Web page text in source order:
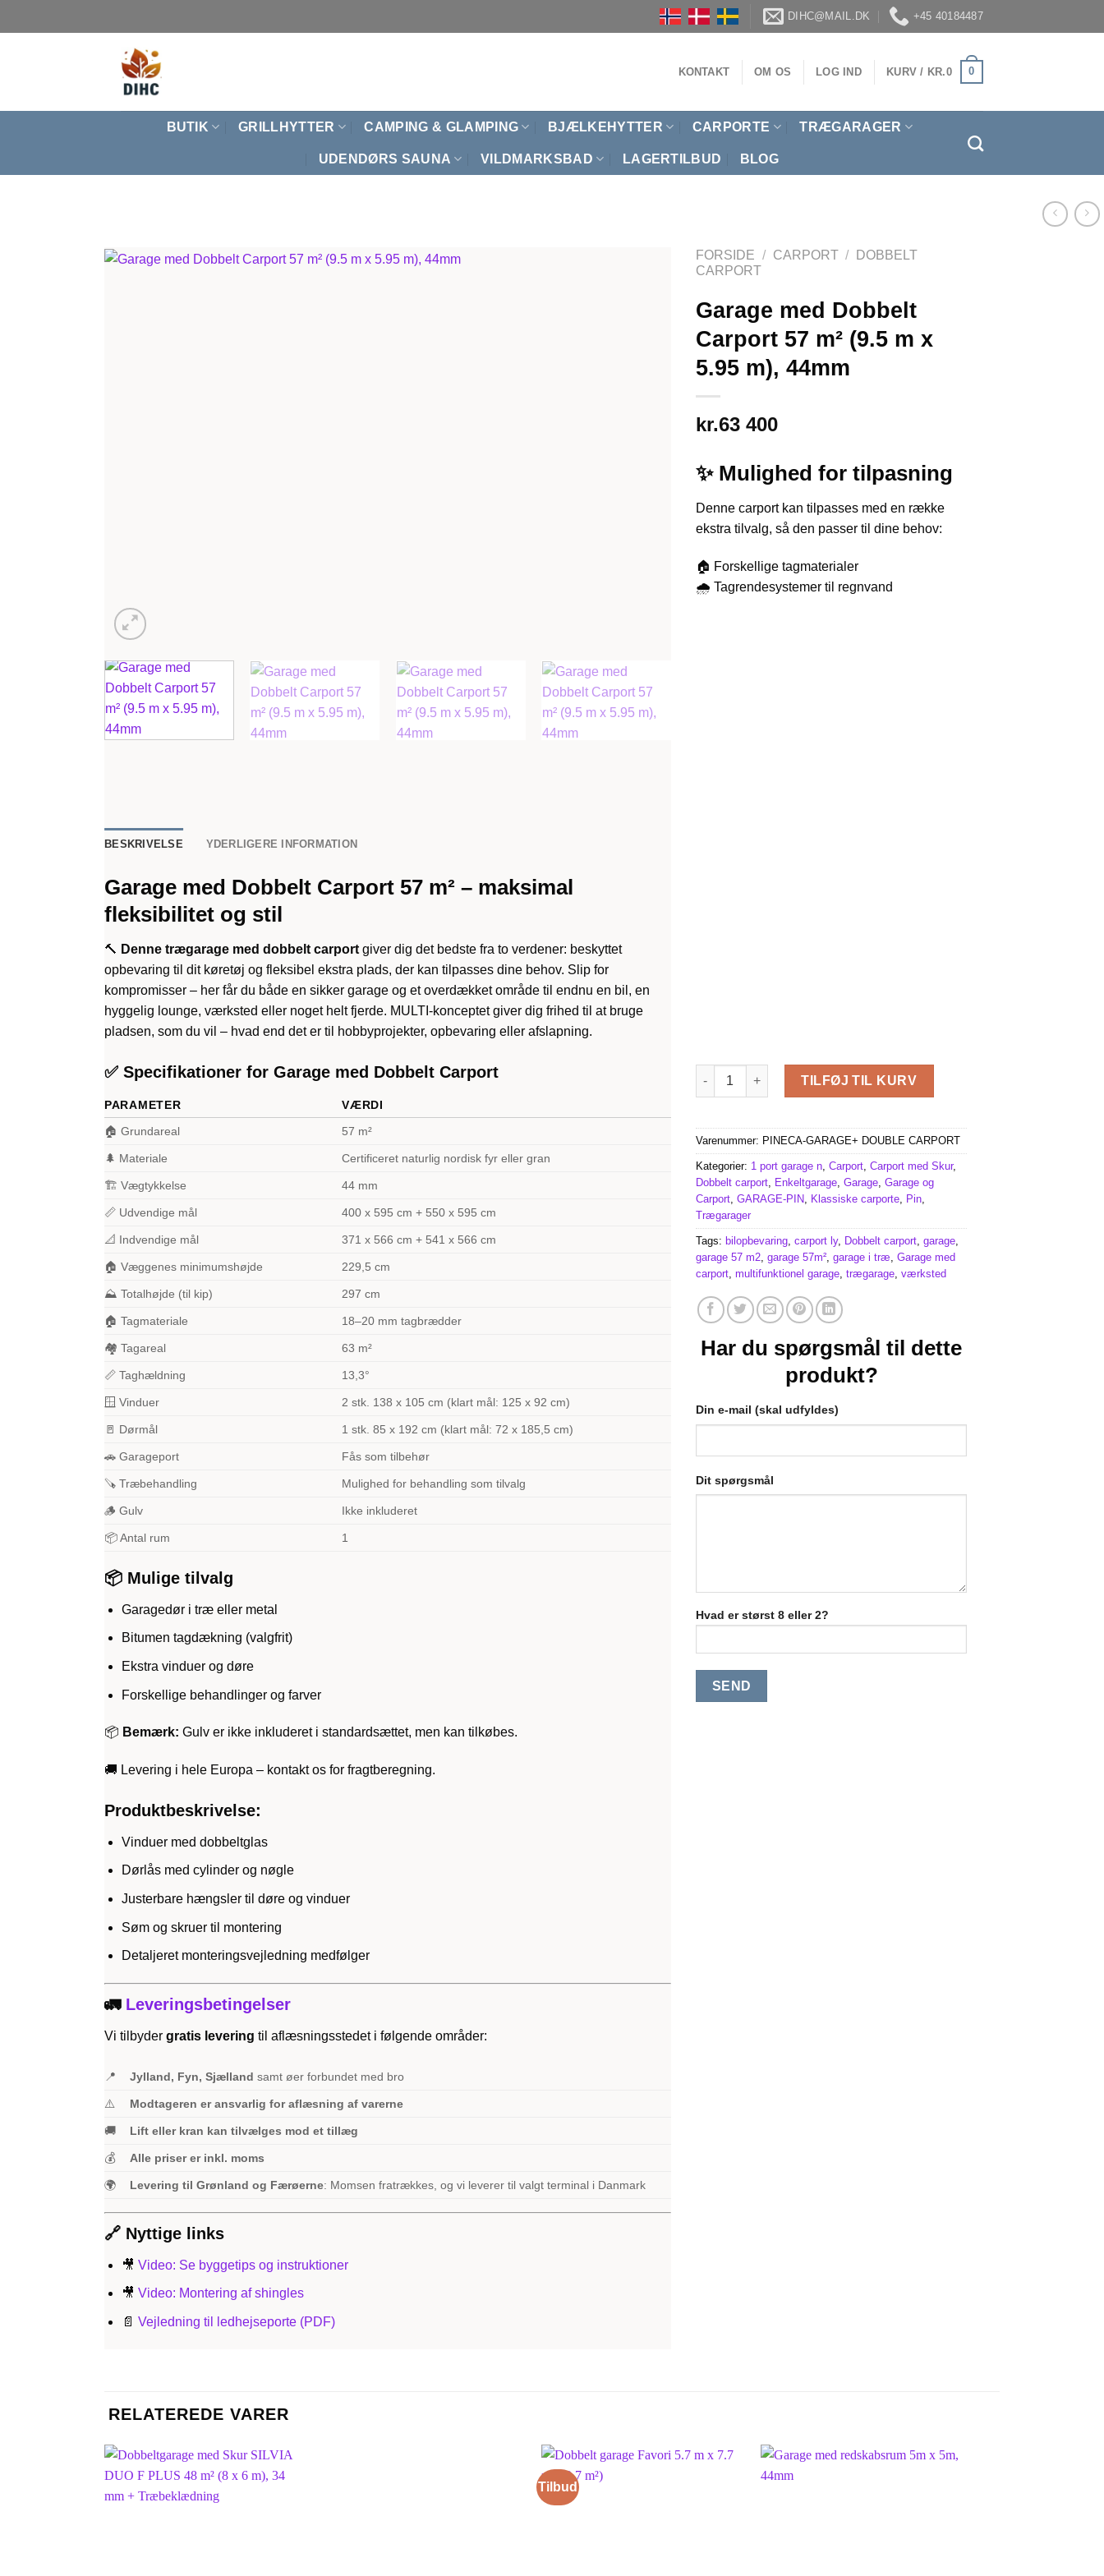
til
DIHC@MAIL.DK +45 40184487
KONTAKT OM OS LOG IND KURV / KR.0 0
BUTIK GRILLHYTTER CAMPING & GLAMPING BJÆLKEHYTTER CARPORTE TRÆGARAGER
UDENDØRS SAUNA VILDMARKSBAD LAGERTILBUD BLOG
BESKRIVELSE YDERLIGERE INFORMATION
Garage med Dobbelt Carport 57 m² – maksimal
fleksibilitet og stil
🔨 Denne trægarage med dobbelt carport giver dig det bedste fra to verdener: beskyttet
opbevaring til dit køretøj og fleksibel ekstra plads, der kan tilpasses dine behov. Slip for
kompromisser – her får du både en sikker garage og et overdækket område til endnu en bil, en
hyggelig lounge, værksted eller noget helt fjerde. MULTI-konceptet giver dig frihed til at bruge
pladsen, som du vil – hvad end det er til hobbyprojekter, opbevaring eller afslapning.
✅ Specifikationer for Garage med Dobbelt Carport
PARAMETER
VÆRDI
🏠 Grundareal
57 m²
🌲 Materiale Certificeret naturlig nordisk fyr eller gran
🏗️ Vægtykkelse 44 mm
📏 Udvendige mål 400 x 595 cm + 550 x 595 cm
📐 Indvendige mål 371 x 566 cm + 541 x 566 cm
🏠 Væggenes minimumshøjde 229,5 cm
⛰️ Totalhøjde (til kip) 297 cm
🏠 Tagmateriale 18–20 mm tagbrædder
🏘️ Tagareal 63 m²
📏 Taghældning 13,3°
🪟 Vinduer 2 stk. 138 x 105 cm (klart mål: 125 x 92 cm)
🚪 Dørmål 1 stk. 85 x 192 cm (klart mål: 72 x 185,5 cm)
🚗 Garageport Fås som tilbehør
🪚 Træbehandling Mulighed for behandling som tilvalg
🪵 Gulv Ikke inkluderet
📦 Antal rum 1
📦 Mulige tilvalg
Garagedør i træ eller metal
Bitumen tagdækning (valgfrit)
Ekstra vinduer og døre
Forskellige behandlinger og farver
📦 Bemærk: Gulv er ikke inkluderet i standardsættet, men kan tilkøbes.
🚚 Levering i hele Europa – kontakt os for fragtberegning.
Produktbeskrivelse:
Vinduer med dobbeltglas
Dørlås med cylinder og nøgle
Justerbare hængsler til døre og vinduer
Søm og skruer til montering
Detaljeret monteringsvejledning medfølger
🚛 Leveringsbetingelser
Vi tilbyder gratis levering til aflæsningsstedet i følgende områder:
📍 Jylland, Fyn, Sjælland samt øer forbundet med bro
⚠️ Modtageren er ansvarlig for aflæsning af varerne
🚚 Lift eller kran kan tilvælges mod et tillæg
💰 Alle priser er inkl. moms
🌍 Levering til Grønland og Færøerne: Momsen fratrækkes, og vi leverer til valgt terminal i Danmark
🔗 Nyttige links
🎥 Video: Se byggetips og instruktioner
🎥 Video: Montering af shingles
📄 Vejledning til ledhejseporte (PDF)
FORSIDE / CARPORT /
DOBBELT
CARPORT
Garage med Dobbelt
Carport 57 m² (9.5 m x
5.95 m), 44mm
kr.63 400
✨ Mulighed for tilpasning
Denne carport kan tilpasses med en række
ekstra tilvalg, så den passer til dine behov:
🏠 Forskellige tagmaterialer
🌧️ Tagrendesystemer til regnvand
Garage med Dobbelt Carport 57 m² (9.5 m x 5.95 m), 44mm antal
TILFØJ TIL KURV
Varenummer: PINECA-GARAGE+ DOUBLE CARPORT
Kategorier: 1 port garage n Carport Carport med Skur,
Dobbelt carport Enkeltgarage Garage Garage og
Carport GARAGE-PIN Klassiske carporte Pin
Trægarager
Tags: bilopbevaring carport ly, Dobbelt carport garage
garage 57 m2 garage 57m² garage i træ Garage med
carport multifunktionel garage trægarage værksted
Har du spørgsmål til dette
produkt?
Din e-mail (skal udfyldes)
Dit spørgsmål
Hvad er størst 8 eller 2?
RELATEREDE VARER
Tilbud